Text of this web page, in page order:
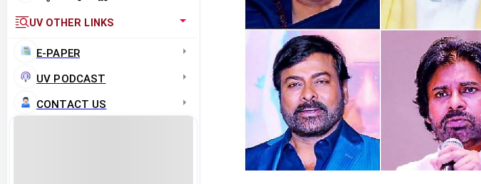
UV OTHER LINKS
E-PAPER
UV PODCAST
CONTACT US